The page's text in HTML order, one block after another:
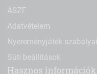
ÁSZF
Adatvételem
Nyereményjáték szabályai
Süti beállítások
Hasznos információk